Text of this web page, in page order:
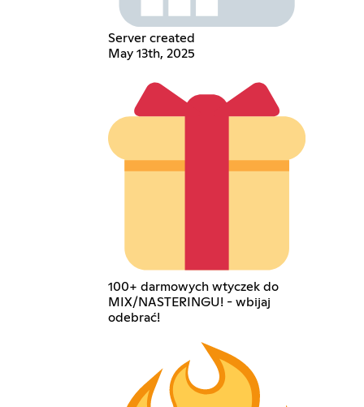
Server created
May 13th, 2025
100+ darmowych wtyczek do
MIX/NASTERINGU! - wbijaj
odebrać!